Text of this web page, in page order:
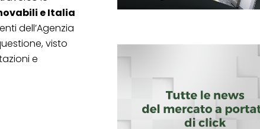
e Italia
dell’Agenzia
visto
e